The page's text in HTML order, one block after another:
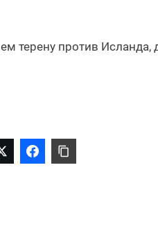
терену против Исланда,